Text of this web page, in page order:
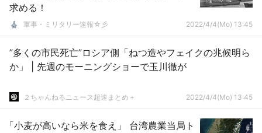
求める！
軍事・ミリタリー速報☆彡 2022/4/4(Mo) 13:45
”多くの市民死亡”ロシア側「ねつ造やフェイクの兆候明ら
か」 | 先週のモーニングショーで玉川徹が
２ちゃんねるニュース超速まとめ＋ 2022/4/4(Mo) 13:45
「小麦が高いなら米を食え」 台湾農業当局ト